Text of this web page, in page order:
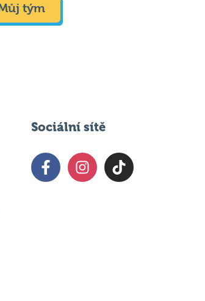
tým
Sociální sítě